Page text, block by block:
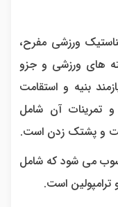
ورزشی مفرح،‌
های ورزشی و جزو
بنیه و استقامت
تمرینات آن شامل
و پشتک زدن است.
می شود که شامل